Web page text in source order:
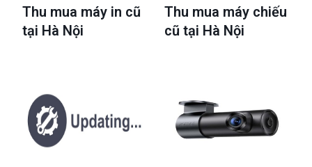
Thu mua máy in cũ
tại Hà Nội
Thu mua máy chiếu
cũ tại Hà Nội